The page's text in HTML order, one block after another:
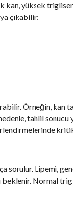
kan, yüksek
çıkabilir:
Örneğin,
tahlil sonucu
sorulur. Lipemi,
Normal